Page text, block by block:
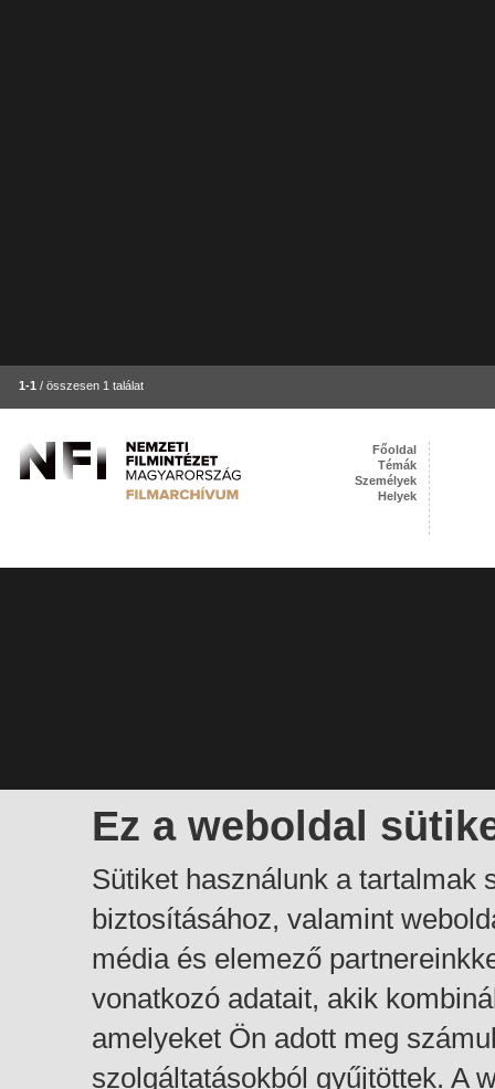
1-1 / összesen 1 találat
Ez a weboldal
Sütiket használunk a tartalmak
biztosításához, valamint
média és elemező
vonatkozó adatait, akik
amelyeket Ön adott meg
szolgáltatásokból gyűjtöttek. A
Főoldal
Témák
Személyek
Helyek